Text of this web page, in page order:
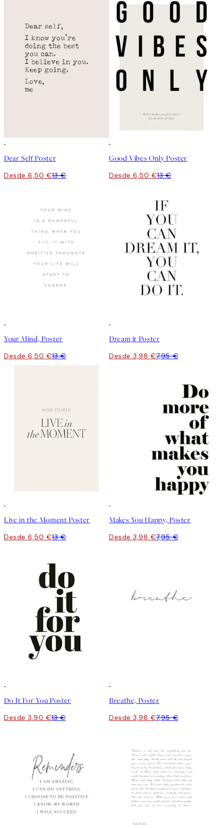
Dear Self Poster
Desde 6,50 €13 €
Good Vibes Only Poster
Desde 6,50 €13 €
Your Mind, Poster
Desde 6,50 €13 €
Dream it Poster
Desde 3,98 €7,95 €
Live in the Moment Poster
Desde 6,50 €13 €
Makes You Happy, Poster
Desde 3,98 €7,95 €
Do It For You Poster
Desde 3,90 €13 €
Breathe, Poster
Desde 3,98 €7,95 €